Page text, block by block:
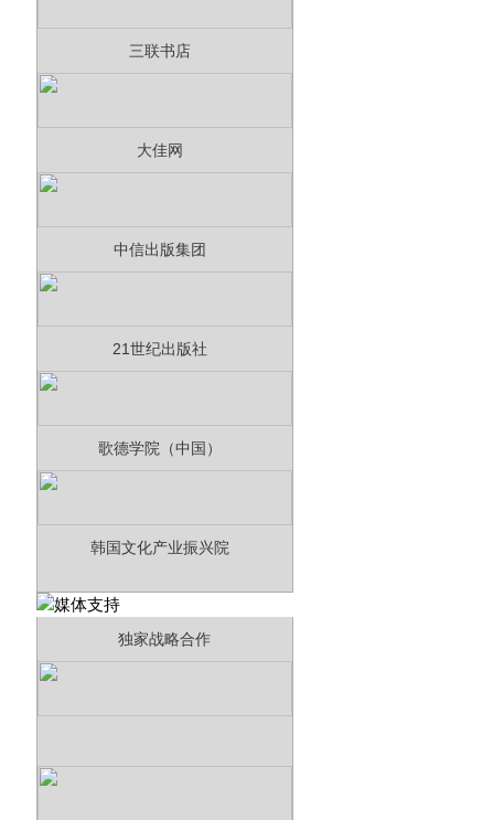
三联书店
大佳网
中信出版集团
21世纪出版社
歌德学院（中国）
韩国文化产业振兴院
独家战略合作